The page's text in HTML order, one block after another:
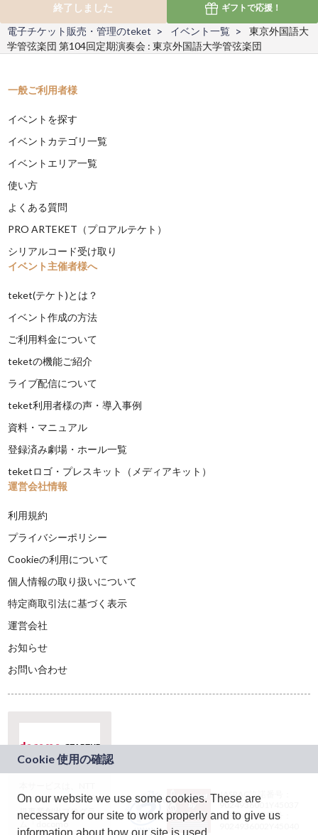
終了しました
ギフトで応援！
On our website we use some cookies. These are
necessary for our site to work properly and to give us
information about how our site is used.
電子チケット販売・管理のteket イベント一覧
東京外国語大
学管弦楽団 第104回定期演奏会 : 東京外国語大学管弦楽団
一般ご利用者様
イベントを探す
イベントカテゴリ一覧
イベントエリア一覧
使い方
よくある質問
PRO ARTEKET（プロアルテケト）
シリアルコード受け取り
イベント主催者様へ
teket(テケト)とは？
イベント作成の方法
ご利用料金について
teketの機能ご紹介
ライブ配信について
teket利用者様の声・導入事例
資料・マニュアル
登録済み劇場・ホール一覧
teketロゴ・プレスキット（メディアキット）
運営会社情報
利用規約
プライバシーポリシー
Cookieの利用について
個人情報の取り扱いについて
特定商取引法に基づく表示
運営会社
お知らせ
お問い合わせ
ドコモグループの新
規事業創出プログラ
ム「docomo
JASRAC許諾番号：
9024936001Y45037
JASRAC許諾番号：